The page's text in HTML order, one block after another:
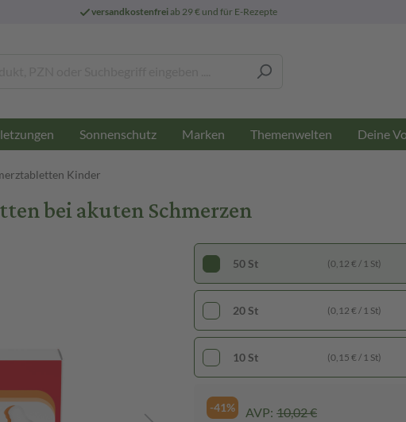
versandkostenfreiab 29 € und für E-Rezepte
Sonnenschutz Marken Themenwelten Deine
Kinder
bei akuten Schmerzen
50 St (0,12 € / 1 St)
20 St (0,12 € / 1 St)
10 St (0,15 € / 1 St)
-41% AVP: 10,02 €